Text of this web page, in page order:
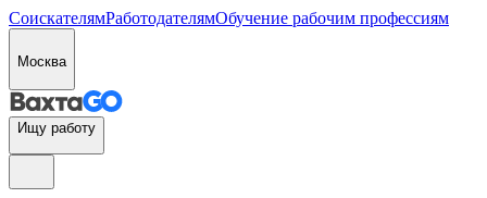
СоискателямРаботодателямОбучение рабочим профессиям
Москва
Ищу работу